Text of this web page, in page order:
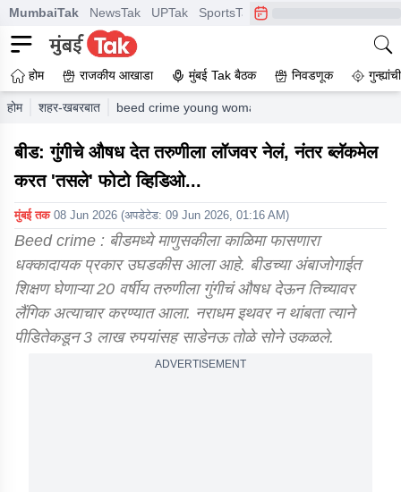
MumbaiTak NewsTak UPTak SportsTak CrimeTak
होम राजकीय आखाडा मुंबई Tak बैठक निवडणूक
होम शहर-खबरबात beed crime young woman sexually assaulted
बीड: गुंगीचे औषध देत तरुणीला लॉजवर नेलं, नंतर ब्लॅकमेल
करत 'तसले' फोटो व्हिडिओ...
मुंबई तक 08 Jun 2026 (अपडेटेड: 09 Jun 2026, 01:16 AM)
Beed crime : बीडमध्ये माणुसकीला काळिमा फासणारा
धक्कादायक प्रकार उघडकीस आला आहे. बीडच्या अंबाजोगाईत
शिक्षण घेणाऱ्या 20 वर्षीय तरुणीला गुंगीचं औषध देऊन तिच्यावर
लैंगिक अत्याचार करण्यात आला. नराधम इथवर न थांबता त्याने
पीडितेकडून 3 लाख रुपयांसह साडेनऊ तोळे सोने उकळले.
ADVERTISEMENT